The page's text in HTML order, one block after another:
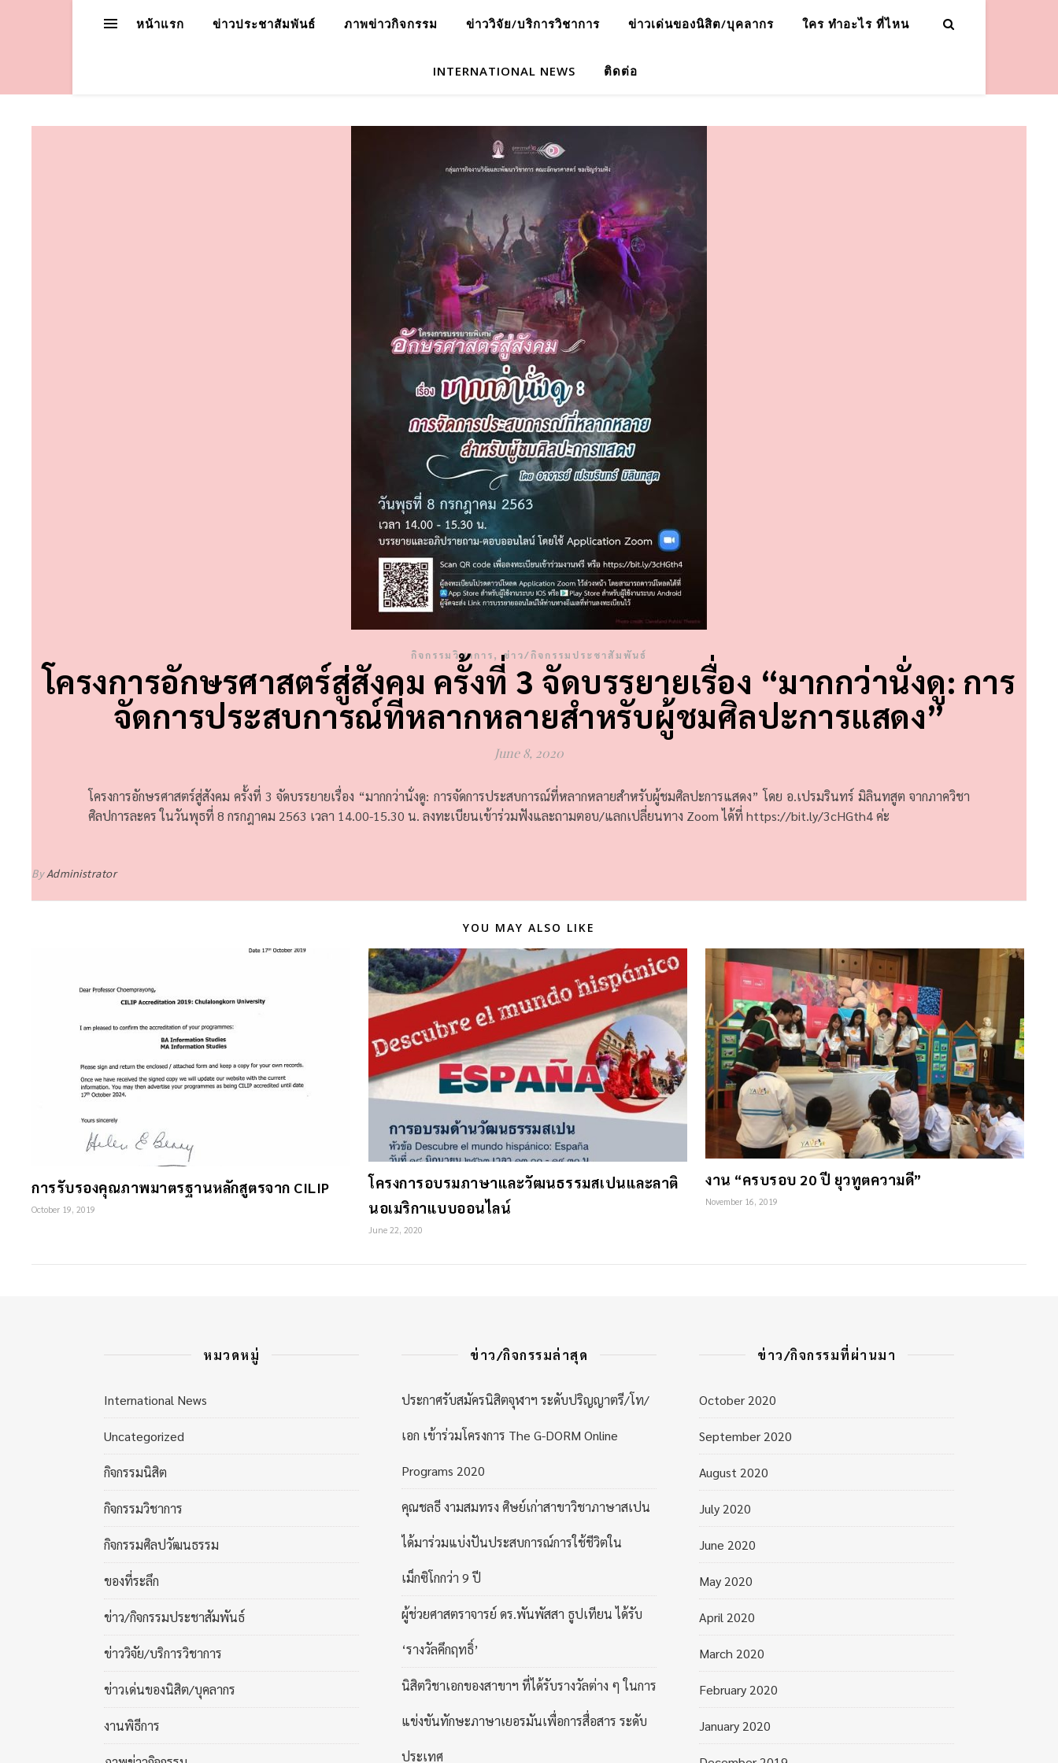
หน้าแรก ข่าวประชาสัมพันธ์ ภาพข่าวกิจกรรม ข่าววิจัย/บริการวิชาการ ข่าวเด่นของนิสิต/บุคลากร ใคร ทำอะไร ที่ไหน
INTERNATIONAL NEWS ติดต่อ
กิจกรรมวิชาการ,ข่าว/กิจกรรมประชาสัมพันธ์
โครงการอักษรศาสตร์สู่สังคม ครั้งที่ 3 จัดบรรยายเรื่อง “มากกว่านั่งดู: การ
จัดการประสบการณ์ที่หลากหลายสำหรับผู้ชมศิลปะการแสดง”
June 8, 2020
โครงการอักษรศาสตร์สู่สังคม ครั้งที่ 3 จัดบรรยายเรื่อง “มากกว่านั่งดู: การจัดการประสบการณ์ที่หลากหลายสำหรับผู้ชมศิลปะการแสดง” โดย อ.เปรมรินทร์ มิลินทสูต จากภาควิชา
ศิลปการละคร ในวันพุธที่ 8 กรกฎาคม 2563 เวลา 14.00-15.30 น. ลงทะเบียนเข้าร่วมฟังและถามตอบ/แลกเปลี่ยนทาง Zoom ได้ที่ https://bit.ly/3cHGth4ค่ะ
ByAdministrator
YOU MAY ALSO LIKE
การรับรองคุณภาพมาตรฐานหลักสูตรจาก CILIP
October 19, 2019
โครงการอบรมภาษาและวัฒนธรรมสเปนและลาติ
นอเมริกาแบบออนไลน์
June 22, 2020
งาน “ครบรอบ 20 ปี ยุวทูตความดี”
November 16, 2019
หมวดหมู่
International News
Uncategorized
กิจกรรมนิสิต
กิจกรรมวิชาการ
กิจกรรมศิลปวัฒนธรรม
ของที่ระลึก
ข่าว/กิจกรรมประชาสัมพันธ์
ข่าววิจัย/บริการวิชาการ
ข่าวเด่นของนิสิต/บุคลากร
งานพิธีการ
ข่าว/กิจกรรมล่าสุด
ประกาศรับสมัครนิสิตจุฬาฯ ระดับปริญญาตรี/โท/
เอก เข้าร่วมโครงการ The G-DORM Online
Programs 2020
คุณชลธี งามสมทรง ศิษย์เก่าสาขาวิชาภาษาสเปน
ได้มาร่วมแบ่งปันประสบการณ์การใช้ชีวิตใน
เม็กซิโกกว่า 9 ปี
ผู้ช่วยศาสตราจารย์ ดร.พันพัสสา ธูปเทียน ได้รับ
‘รางวัลคึกฤทธิ์’
นิสิตวิชาเอกของสาขาฯ ที่ได้รับรางวัลต่าง ๆ ในการ
แข่งขันทักษะภาษาเยอรมันเพื่อการสื่อสาร ระดับ
ประเทศ
ข่าว/กิจกรรมที่ผ่านมา
October 2020
September 2020
August 2020
July 2020
June 2020
May 2020
April 2020
March 2020
February 2020
January 2020